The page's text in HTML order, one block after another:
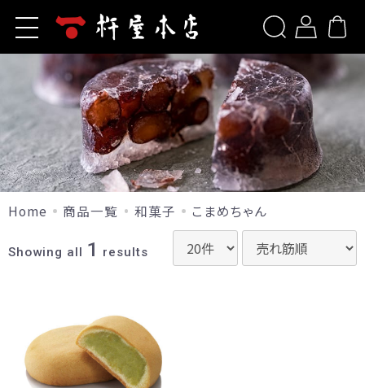
Home 商品一覧 和菓子 こまめちゃん
Showing all 1 results
ホーム
商品一覧
洋菓子
山形旬香菓
山形旬香菓(ラ・フランス)
リップルパイ・季節のパイ
生リップルパイ（店舗限定）
季節のブッセ
果樹園だより
和菓子
新規会員登録
ログイン
杵屋本店とは
お問い合わせ
ご利用ガイド
包装について
よくあるご質問
当サイトについて
特定商取引法に基づく表記